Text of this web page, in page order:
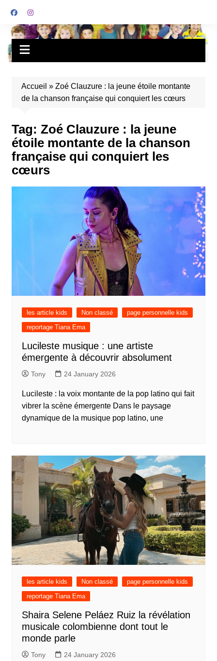
Accueil » Zoé Clauzure : la jeune étoile montante
de la chanson française qui conquiert les cœurs
Tag: Zoé Clauzure : la jeune
étoile montante de la chanson
française qui conquiert les
cœurs
les article kids Non classé
page personnelle kids
reportage Tiana Ema
Lucileste musique : une artiste
émergente à découvrir absolument
Tony 24 January 2026
Lucileste : la voix montante de la pop latino qui fait
vibrer la scène émergente Dans le paysage
dynamique de la musique pop latino, une
les article kids Non classé
page personnelle kids
reportage Tiana Ema
Shaira Selene Peláez Ruiz la révélation
musicale colombienne dont tout le
monde parle
Tony 24 January 2026